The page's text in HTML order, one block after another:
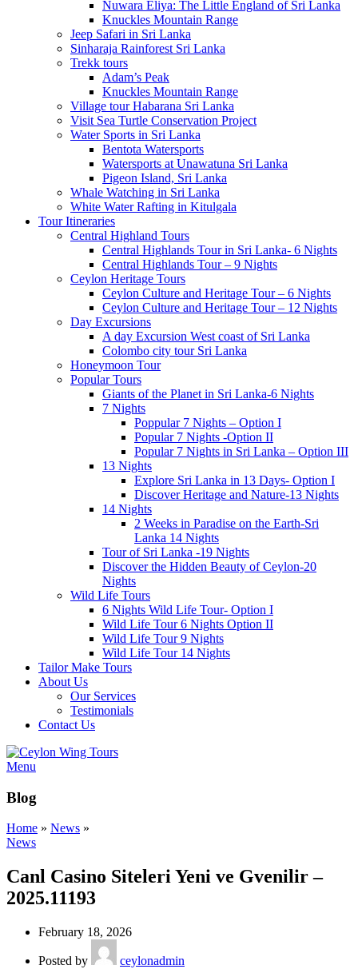
Nuwara Eliya: The Little England of Sri Lanka
Knuckles Mountain Range
Jeep Safari in Sri Lanka
Sinharaja Rainforest Sri Lanka
Trekk tours
Adam’s Peak
Knuckles Mountain Range
Village tour Habarana Sri Lanka
Visit Sea Turtle Conservation Project
Water Sports in Sri Lanka
Bentota Watersports
Watersports at Unawatuna Sri Lanka
Pigeon Island, Sri Lanka
Whale Watching in Sri Lanka
White Water Rafting in Kitulgala
Tour Itineraries
Central Highland Tours
Central Highlands Tour in Sri Lanka- 6 Nights
Central Highlands Tour – 9 Nights
Ceylon Heritage Tours
Ceylon Culture and Heritage Tour – 6 Nights
Ceylon Culture and Heritage Tour – 12 Nights
Day Excursions
A day Excursion West coast of Sri Lanka
Colombo city tour Sri Lanka
Honeymoon Tour
Popular Tours
Giants of the Planet in Sri Lanka-6 Nights
7 Nights
Poppular 7 Nights – Option I
Popular 7 Nights -Option II
Popular 7 Nights in Sri Lanka – Option III
13 Nights
Explore Sri Lanka in 13 Days- Option I
Discover Heritage and Nature-13 Nights
14 Nights
2 Weeks in Paradise on the Earth-Sri
Lanka 14 Nights
Tour of Sri Lanka -19 Nights
Discover the Hidden Beauty of Ceylon-20
Nights
Wild Life Tours
6 Nights Wild Life Tour- Option I
Wild Life Tour 6 Nights Option II
Wild Life Tour 9 Nights
Wild Life Tour 14 Nights
Tailor Make Tours
About Us
Our Services
Testimonials
Contact Us
Menu
Blog
Home » News »
News
Canl Casino Siteleri Yeni ve Gvenilir –
2025.11193
February 18, 2026
Posted by ceylonadmin